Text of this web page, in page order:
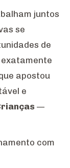
juntos
se
de
apostou
e
—
com